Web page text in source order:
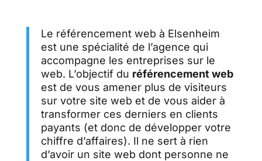
Le référencement web à Elsenheim
est une spécialité de l’agence qui
accompagne les entreprises sur le
web. L’objectif du référencement web
est de vous amener plus de visiteurs
sur votre site web et de vous aider à
transformer ces derniers en clients
payants (et donc de développer votre
chiffre d’affaires). Il ne sert à rien
d’avoir un site web dont personne ne